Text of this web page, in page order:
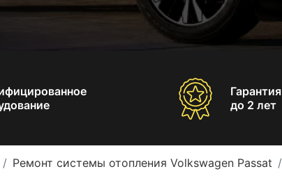
Гарантия
до 2 лет
Ремонт системы отопления Volkswagen Passat